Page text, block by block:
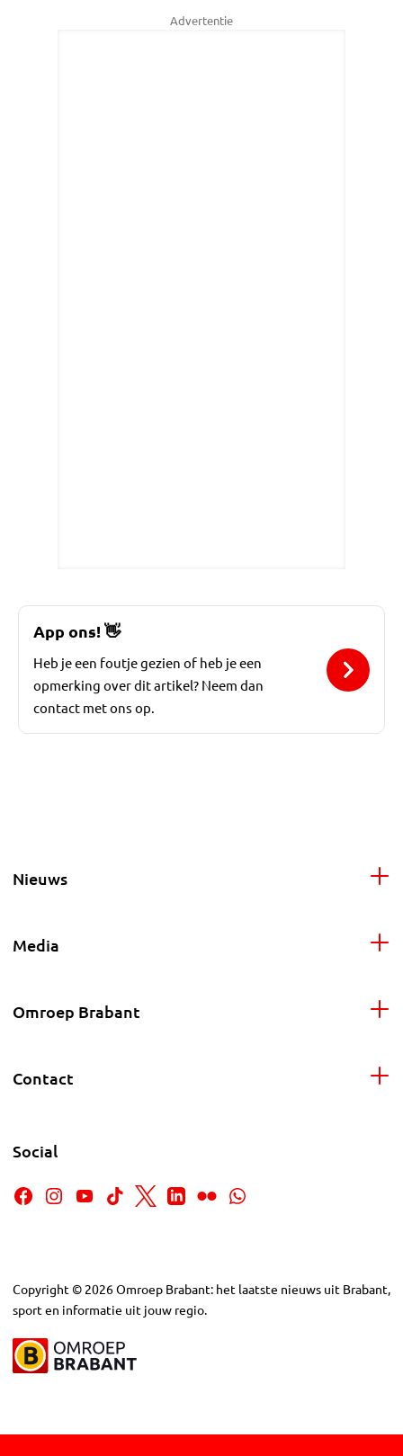
Advertentie
App ons!👋
Heb je een foutje gezien of heb je een
opmerking over dit artikel? Neem dan
contact met ons op.
Nieuws
Media
Omroep Brabant
Contact
Social
Copyright © 2026Omroep Brabant: het laatste nieuws uit Brabant,
sport en informatie uit jouw regio.